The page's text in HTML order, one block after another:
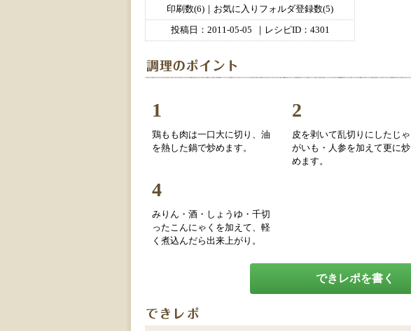
印刷数(6)｜お気に入りフォルダ登録数(5)
投稿日： 2011-05-05 ｜レシピID：4301
1
鶏もも肉は一口大に切り、油
を熱した鍋で炒めます。
2
皮を剥いて乱切りにしたじゃ
がいも・人参を加えて更に炒
めます。
4
みりん・酒・しょうゆ・千切
ったこんにゃくを加えて、軽
く煮込んだら出来上がり。
できレポを書く